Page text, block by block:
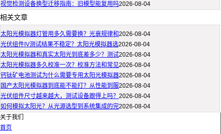
视觉检测设备换型迁移指南：旧模型能复用吗2026-08-04
相关文章
太阳光模拟器灯管用多久需要换？光衰规律和2026-08-04
光伏组件IV测试结果不稳定？太阳光模拟器选2026-08-04
太阳光模拟器和真实太阳光到底差多少？测试2026-08-04
太阳光模拟器多久校准一次？校准方法和常见2026-08-04
钙钛矿电池测试为什么需要专用太阳光模拟器2026-08-04
国产太阳光模拟器到底能不能打？从性能到服2026-08-04
光伏组件尺寸越来越大，测试设备跟得上吗？ 2026-08-04
如何模拟太阳光？从光源选型到系统集成的完2026-08-04
关于我们
首页